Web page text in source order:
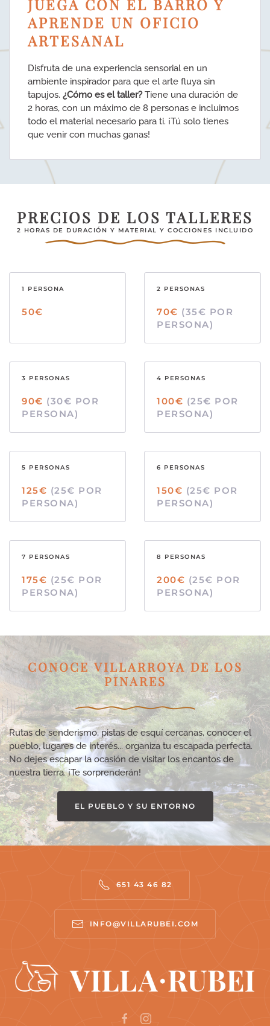
JUEGA CON EL BARRO Y
APRENDE UN OFICIO
ARTESANAL
Disfruta de una experiencia sensorial en un
ambiente inspirador para que el arte fluya sin
tapujos. ¿Cómo es el taller?Tiene una duración de
2 horas, con un máximo de 8 personas e incluimos
todo el material necesario para ti. ¡Tú solo tienes
que venir con muchas ganas!
PRECIOS DE LOS TALLERES
2 HORAS DE DURACIÓN Y MATERIAL Y COCCIONES INCLUIDO
1 PERSONA
50€
2 PERSONAS
70€ (35€ POR
PERSONA)
3 PERSONAS
90€ (30€ POR
PERSONA)
4 PERSONAS
100€ (25€ POR
PERSONA)
5 PERSONAS
125€ (25€ POR
PERSONA)
6 PERSONAS
150€ (25€ POR
PERSONA)
7 PERSONAS
175€ (25€ POR
PERSONA)
8 PERSONAS
200€ (25€ POR
PERSONA)
CONOCE VILLARROYA DE LOS
PINARES
Rutas de senderismo, pistas de esquí cercanas, conocer el
pueblo, lugares de interés... organiza tu escapada perfecta.
No dejes escapar la ocasión de visitar los encantos de
nuestra tierra. ¡Te sorprenderán!
EL PUEBLO Y SU ENTORNO
651 43 46 82
INFO@VILLARUBEI.COM